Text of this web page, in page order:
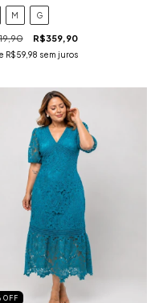
M G
R$359,90
R$59,98 sem juros
OFF